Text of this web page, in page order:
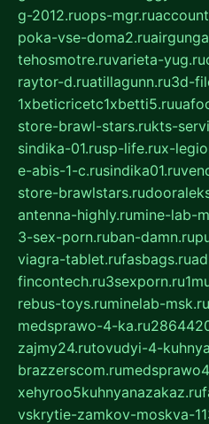
g-2012.ruops-mgr.ru
poka-vse-doma2.ru
tehosmotre.ruvarieta-yug.ru
raytor-d.ruatillagunn.ru3d-
1xbeticricetc1xbetti5.ru
store-brawl-stars.rukts-
sindika-01.rusp-life.rux-
e-abis-1-c.rusindika01.ru
store-brawlstars.ru
antenna-highly.rumine-lab-
3-sex-porn.ruban-damn.ru
viagra-tablet.rufasbags.ru
fincontech.ru3sexporn.ru
rebus-toys.ruminelab-msk.ru
medsprawo-4-ka.ru
zajmy24.rutovudyi-4-
brazzerscom.ru
xehyroo5kuhnyanazakaz.ru
vskrytie-zamkov-moskva-